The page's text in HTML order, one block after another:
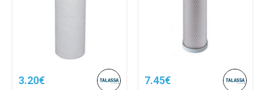
3.20€ 7.45€